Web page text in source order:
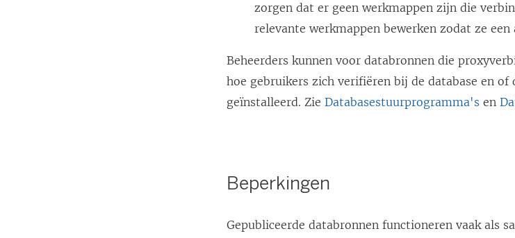
zorgen dat er geen werkmappen zijn die
relevante werkmappen bewerken zodat ze
Beheerders kunnen voor databronnen die
hoe gebruikers zich verifiëren bij de database en
geïnstalleerd. ZieDatabasestuurprogramma's en
Beperkingen
Gepubliceerde databronnen functioneren vaak als